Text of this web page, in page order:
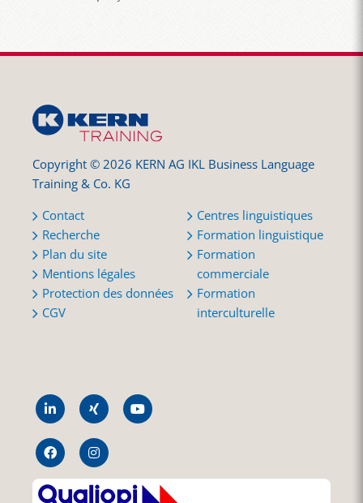
Copyright © 2026 KERN AG IKL Business Language
Training & Co. KG
Contact
Recherche
Plan du site
Mentions légales
Protection des données
CGV
Centres linguistiques
Formation linguistique
Formation
commerciale
Formation
interculturelle